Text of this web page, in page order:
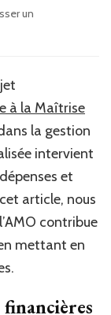
un
à la Maîtrise
la gestion
intervient
et
article, nous
contribue
mettant en